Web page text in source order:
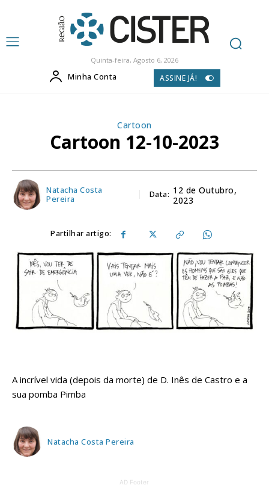
Quinta-feira, Agosto 6, 2026
Minha Conta ASSINE JÁ!
Cartoon
Cartoon 12-10-2023
Natacha Costa
Pereira
Data: 12 de Outubro,
2023
Partilhar artigo:
A incrível vida (depois da morte) de D. Inês de Castro e a
sua pomba Pimba
Natacha Costa Pereira
AD Footer